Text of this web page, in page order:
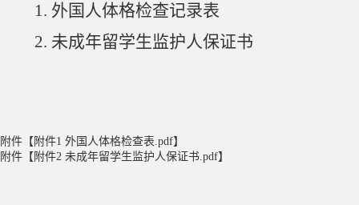
1. 外国人体格检查记录表
2. 未成年留学生监护人保证书
附件【 附件1 外国人体格检查表.pdf】
附件【 附件2 未成年留学生监护人保证书.pdf】